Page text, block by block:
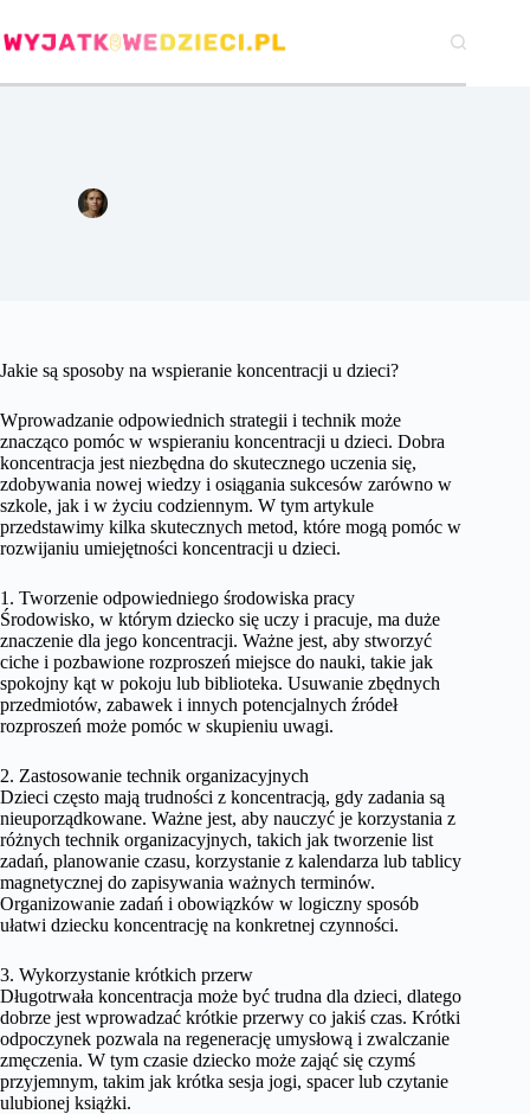
do
treści
Jakie są sposoby na wspieranie koncentracji u dzieci?
Wprowadzanie odpowiednich strategii i technik może
znacząco pomóc w wspieraniu koncentracji u dzieci. Dobra
koncentracja jest niezbędna do skutecznego uczenia się,
zdobywania nowej wiedzy i osiągania sukcesów zarówno w
szkole, jak i w życiu codziennym. W tym artykule
przedstawimy kilka skutecznych metod, które mogą pomóc w
rozwijaniu umiejętności koncentracji u dzieci.
1. Tworzenie odpowiedniego środowiska pracy
Środowisko, w którym dziecko się uczy i pracuje, ma duże
znaczenie dla jego koncentracji. Ważne jest, aby stworzyć
ciche i pozbawione rozproszeń miejsce do nauki, takie jak
spokojny kąt w pokoju lub biblioteka. Usuwanie zbędnych
przedmiotów, zabawek i innych potencjalnych źródeł
rozproszeń może pomóc w skupieniu uwagi.
2. Zastosowanie technik organizacyjnych
Dzieci często mają trudności z koncentracją, gdy zadania są
nieuporządkowane. Ważne jest, aby nauczyć je korzystania z
różnych technik organizacyjnych, takich jak tworzenie list
zadań, planowanie czasu, korzystanie z kalendarza lub tablicy
magnetycznej do zapisywania ważnych terminów.
Organizowanie zadań i obowiązków w logiczny sposób
ułatwi dziecku koncentrację na konkretnej czynności.
3. Wykorzystanie krótkich przerw
Długotrwała koncentracja może być trudna dla dzieci, dlatego
dobrze jest wprowadzać krótkie przerwy co jakiś czas. Krótki
odpoczynek pozwala na regenerację umysłową i zwalczanie
zmęczenia. W tym czasie dziecko może zająć się czymś
przyjemnym, takim jak krótka sesja jogi, spacer lub czytanie
ulubionej książki.